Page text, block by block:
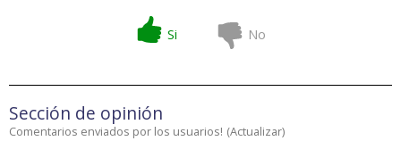
Si No
Sección de opinión
Comentarios enviados por los usuarios! (Actualizar)